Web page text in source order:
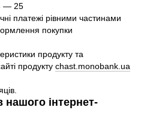
— 25
платежі рівними частинами
покупки
продукту та
продукту chast.monobank.ua
нашого інтернет-